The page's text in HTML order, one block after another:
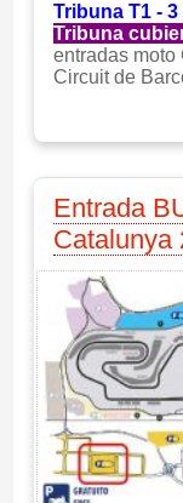
Tribuna T1 -
Tribuna
entradas moto
Circuit de
Entrada
Catalunya